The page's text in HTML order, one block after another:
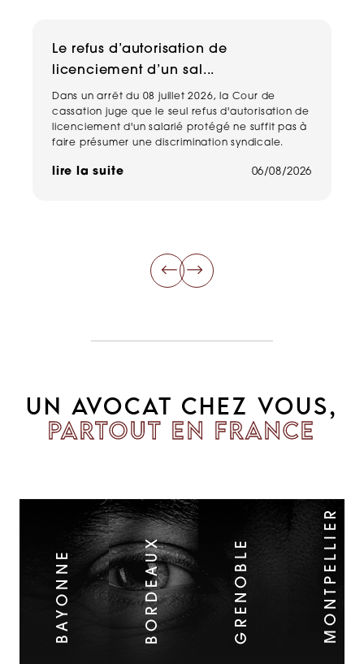
Le refus d’autorisation de
licenciement d’un sal...
Dans un arrêt du 08 juillet 2026, la Cour de
cassation juge que le seul refus d'autorisation de
licenciement d'un salarié protégé ne suffit pas à
faire présumer une discrimination syndicale.
lire la suite 06/08/2026
UN AVOCAT CHEZ VOUS,
PARTOUT EN FRANCE
BAYONNE BORDEAUX GRENOBLE MONTPELLIER